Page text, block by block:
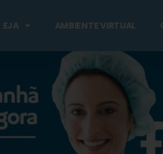
EJA AMBIENTE VIRTUAL